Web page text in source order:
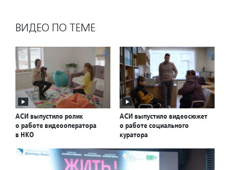
ВИДЕО ПО ТЕМЕ
АСИ выпустило ролик
о работе видеооператора
в НКО
АСИ выпустило видеосюжет
о работе социального
куратора